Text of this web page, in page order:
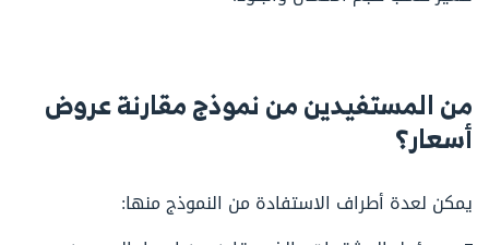
من المستفيدين من نموذج مقارنة عروض
أسعار؟
يمكن لعدة أطراف الاستفادة من النموذج منها: